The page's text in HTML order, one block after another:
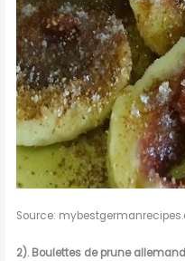
Source:
2).Boulettes de prune